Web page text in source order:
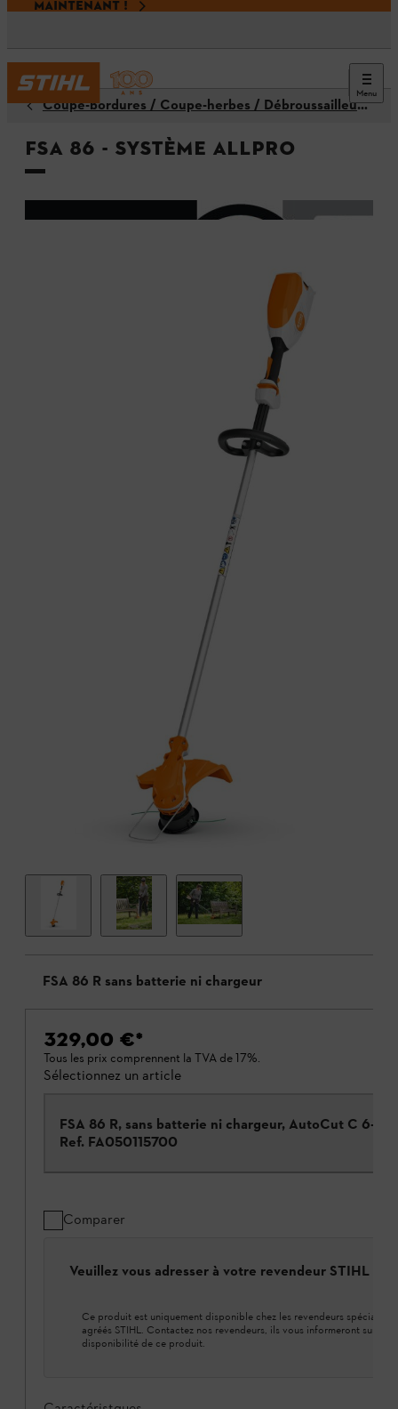
MAINTENANT !
Menu
Coupe-bordures / Coupe-herbes / Débroussailleuses
FSA 86 - Système ALLPRO
FSA 86 R sans batterie ni chargeur
329,00 €*
Tous les prix comprennent la TVA de 17%.
Sélectionnez un article
FSA 86 R, sans batterie ni chargeur, AutoCut C 6-2
Ref. FA050115700
Comparer
Veuillez vous adresser à votre revendeur STIHL
Ce produit est uniquement disponible chez les revendeurs spécialisés
agréés STIHL. Contactez nos revendeurs, ils vous informeront sur la
disponibilité de ce produit.